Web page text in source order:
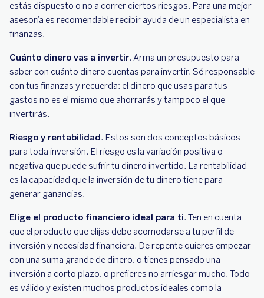
estás dispuesto o no a correr ciertos riesgos. Para una mejor
asesoría es recomendable recibir ayuda de un especialista en
finanzas.
Cuánto dinero vas a invertir. Arma un presupuesto para
saber con cuánto dinero cuentas para invertir. Sé responsable
con tus finanzas y recuerda: el dinero que usas para tus
gastos no es el mismo que ahorrarás y tampoco el que
invertirás.
Riesgo y rentabilidad. Estos son dos conceptos básicos
para toda inversión. El riesgo es la variación positiva o
negativa que puede sufrir tu dinero invertido. La rentabilidad
es la capacidad que la inversión de tu dinero tiene para
generar ganancias.
Elige el producto financiero ideal para ti. Ten en cuenta
que el producto que elijas debe acomodarse a tu perfil de
inversión y necesidad financiera. De repente quieres empezar
con una suma grande de dinero, o tienes pensado una
inversión a corto plazo, o prefieres no arriesgar mucho. Todo
es válido y existen muchos productos ideales como la